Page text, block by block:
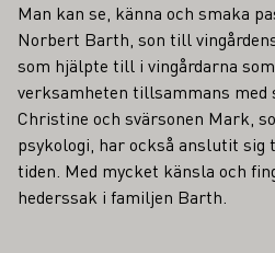
Man kan se, känna och smaka
Norbert Barth, son till
som hjälpte till i vingårdarna
verksamheten tillsammans
Christine och svärsonen Mark,
psykologi, har också anslutit
tiden. Med mycket känsla och
hederssak i familjen Barth.